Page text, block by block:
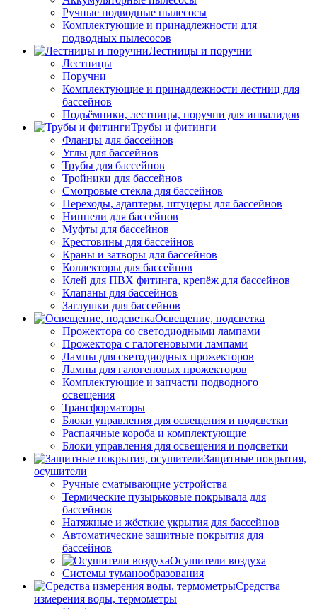
Ручные подводные пылесосы
Комплектующие и принадлежности для
подводных пылесосов
Лестницы и поручни
Лестницы
Поручни
Комплектующие и принадлежности лестниц для
бассейнов
Подъёмники, лестницы, поручни для инвалидов
Трубы и фитинги
Фланцы для бассейнов
Углы для бассейнов
Трубы для бассейнов
Тройники для бассейнов
Смотровые стёкла для бассейнов
Переходы, адаптеры, штуцеры для бассейнов
Ниппели для бассейнов
Муфты для бассейнов
Крестовины для бассейнов
Краны и затворы для бассейнов
Коллекторы для бассейнов
Клей для ПВХ фитинга, крепёж для бассейнов
Клапаны для бассейнов
Заглушки для бассейнов
Освещение, подсветка
Прожектора со светодиодными лампами
Прожектора с галогеновыми лампами
Лампы для светодиодных прожекторов
Лампы для галогеновых прожекторов
Комплектующие и запчасти подводного
освещения
Трансформаторы
Блоки управления для освещения и подсветки
Распаячные короба и комплектующие
Блоки управления для освещения и подсветки
Защитные покрытия,
осушители
Ручные сматывающие устройства
Термические пузырьковые покрывала для
бассейнов
Натяжные и жёсткие укрытия для бассейнов
Автоматические защитные покрытия для
бассейнов
Осушители воздуха
Системы туманообразования
Средства
измерения воды, термометры